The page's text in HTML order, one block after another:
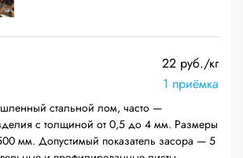
22 руб./кг
1 приёмка
стальной лом, часто —
с толщиной от 0,5 до 4 мм. Размеры
мм. Допустимый показатель засора — 5